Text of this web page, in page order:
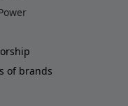
of brands